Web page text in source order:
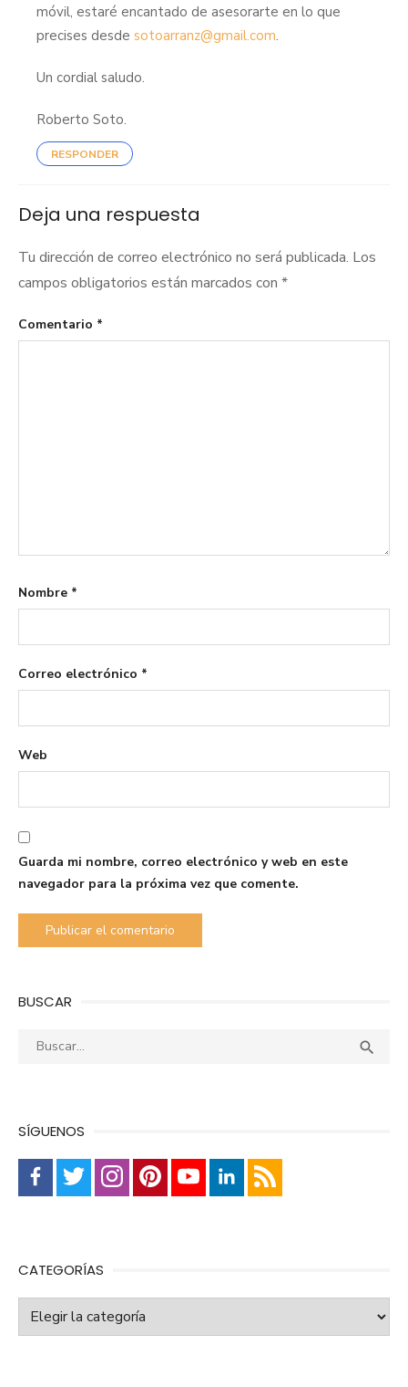
móvil, estaré encantado de asesorarte en lo que
precises desde sotoarranz@gmail.com.
Un cordial saludo.
Roberto Soto.
RESPONDER
Deja una respuesta
Tu dirección de correo electrónico no será publicada. Los
campos obligatorios están marcados con *
Comentario *
Nombre *
Correo electrónico *
Web
Guarda mi nombre, correo electrónico y web en este
navegador para la próxima vez que comente.
BUSCAR
Buscar: 
SÍGUENOS
CATEGORÍAS
Categorías